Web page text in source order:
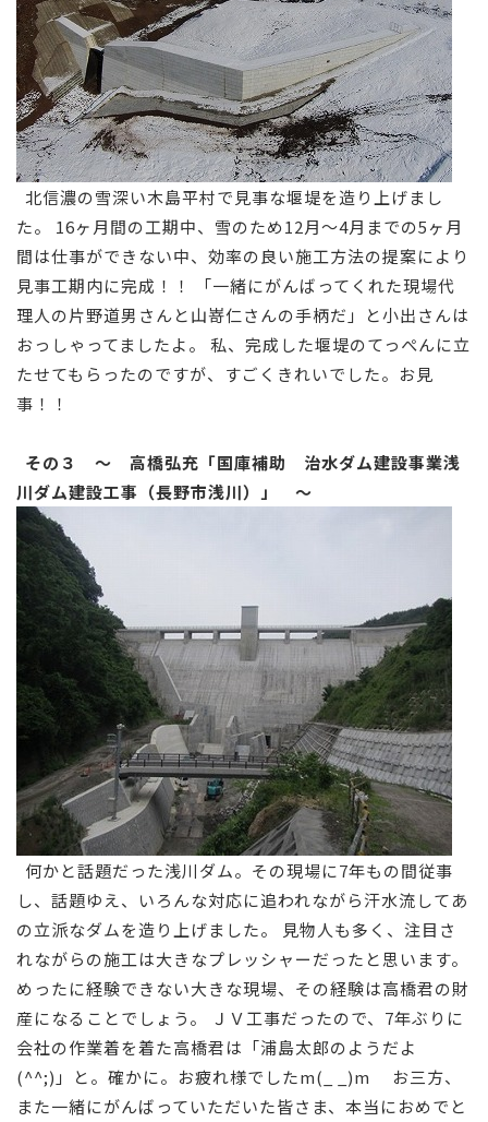
北信濃の雪深い木島平村で見事な堰堤を造り上げまし
た。 16ヶ月間の工期中、雪のため12月～4月までの5ヶ月
間は仕事ができない中、効率の良い施工方法の提案により
見事工期内に完成！！ 「一緒にがんばってくれた現場代
理人の片野道男さんと山嵜仁さんの手柄だ」と小出さんは
おっしゃってましたよ。 私、完成した堰堤のてっぺんに立
たせてもらったのですが、すごくきれいでした。お見
事！！
その３ ～ 高橋弘充「国庫補助 治水ダム建設事業浅
川ダム建設工事（長野市浅川）」 ～
何かと話題だった浅川ダム。その現場に7年もの間従事
し、話題ゆえ、いろんな対応に追われながら汗水流してあ
の立派なダムを造り上げました。 見物人も多く、注目さ
れながらの施工は大きなプレッシャーだったと思います。
めったに経験できない大きな現場、その経験は高橋君の財
産になることでしょう。 ＪＶ工事だったので、7年ぶりに
会社の作業着を着た高橋君は「浦島太郎のようだよ
(^^;)」と。確かに。お疲れ様でしたm(_ _)m お三方、
また一緒にがんばっていただいた皆さま、本当におめでと